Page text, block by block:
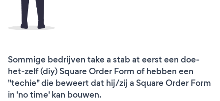
Sommige bedrijven take a stab at eerst een doe-
het-zelf (diy) Square Order Form of hebben een
"techie" die beweert dat hij/zij a Square Order Form
in 'no time' kan bouwen.